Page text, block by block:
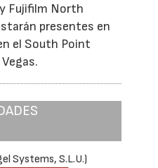
Fujifilm North
presentes en
el South Point
Systems, S.L.U.)